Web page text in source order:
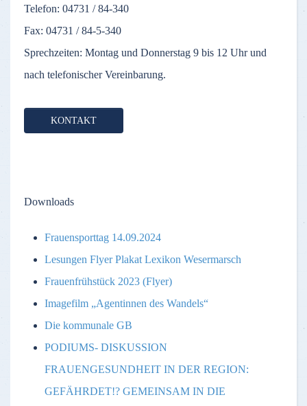
Telefon: 04731 / 84-340
Fax: 04731 / 84-5-340
Sprechzeiten: Montag und Donnerstag 9 bis 12 Uhr und
nach telefonischer Vereinbarung.
KONTAKT
Downloads
Frauensporttag 14.09.2024
Lesungen Flyer Plakat Lexikon Wesermarsch
Frauenfrühstück 2023 (Flyer)
Imagefilm „Agentinnen des Wandels“
Die kommunale GB
PODIUMS- DISKUSSION
FRAUENGESUNDHEIT IN DER REGION:
GEFÄHRDET!? GEMEINSAM IN DIE